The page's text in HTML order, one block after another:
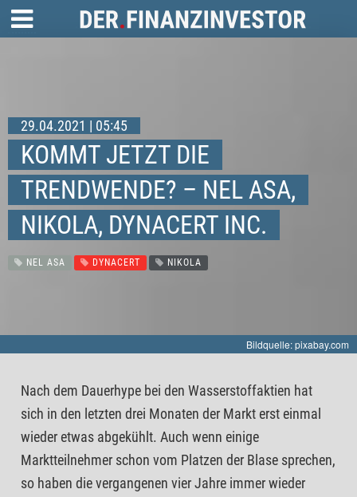
29.04.2021 | 05:45
KOMMT JETZT DIE
TRENDWENDE? – NEL ASA,
NIKOLA, DYNACERT INC.
NEL ASA DYNACERT NIKOLA
Bildquelle: pixabay.com
Nach dem Dauerhype bei den Wasserstoffaktien hat
sich in den letzten drei Monaten der Markt erst einmal
wieder etwas abgekühlt. Auch wenn einige
Marktteilnehmer schon vom Platzen der Blase sprechen,
so haben die vergangenen vier Jahre immer wieder